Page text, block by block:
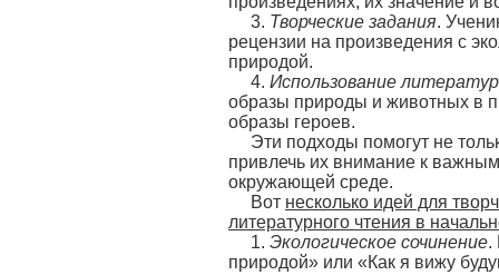
3. Творческие задания.
рецензии на произведения с
природой.
4. Использование
образы природы и животных в
образы героев.
Эти подходы помогут не
привлечь их внимание к
окружающей среде.
Вот несколько идей для
литературного чтения в
1. Экологическое сочинение.
природой» или «Как я вижу